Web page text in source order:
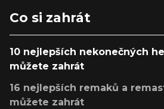
Co si zahrát
10 nejlepších nekonečných
můžete zahrát
16 nejlepších remaků a
můžete zahrát